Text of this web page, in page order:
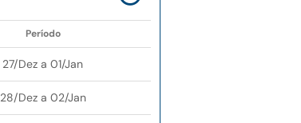
Período
27/Dez a 01/Jan
28/Dez a 02/Jan